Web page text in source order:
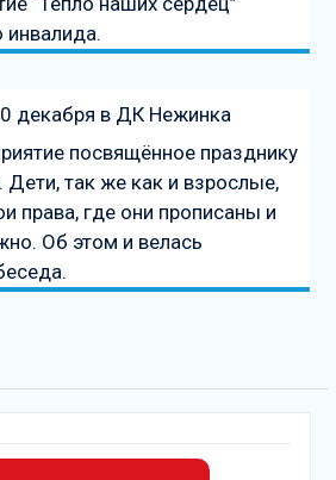
декабря в ДК Нежинка
посвящённое празднику
Дети, так же как и взрослые,
права, где они прописаны и
Об этом и велась